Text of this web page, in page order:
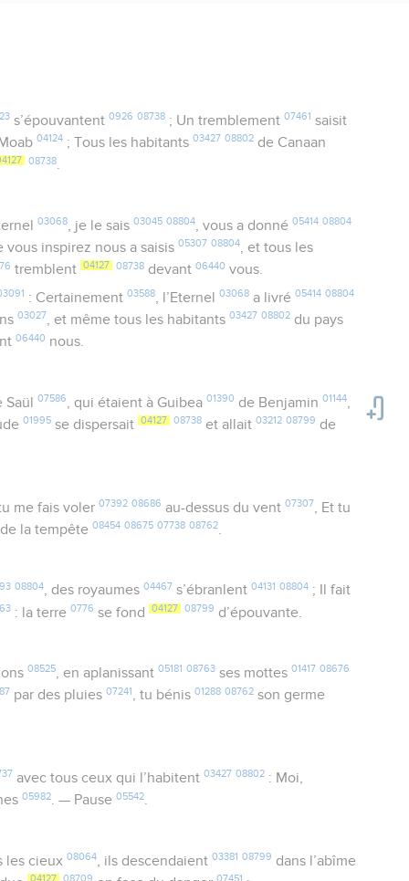
s’épouvantent 0926 08738; Un tremblement 07461 saisit
04124 ; Tous les habitants03427 08802 de Canaan
08738.
03068, je le sais 03045 08804, vous a donné 05414 08804
vous inspirez nous a saisis05307 08804, et tous les
tremblent 04127 08738 devant06440 vous.
: Certainement 03588, l’Eternel 03068a livré 05414 08804
03027, et même tous les habitants03427 08802 du pays
06440 nous.
07586 , qui étaient à Guibea 01390 de Benjamin 01144,
01995 se dispersait 04127 08738 et allait03212 08799 de
tu me fais voler 07392 08686 au-dessus du vent 07307
, Et tu
la tempête08454 08675 07738 08762.
08804, des royaumes 04467 s’ébranlent 04131 08804; Il fait
: la terre0776 se fond 04127 08799 d’épouvante.
08525, en aplanissant 05181 08763ses mottes 01417 08676
par des pluies07241, tu bénis01288 08762 son germe
avec tous ceux qui l’habitent 03427 08802: Moi,
05982. — Pause05542.
les cieux 08064, ils descendaient 03381 08799 dans l’abîme
04127 08709 07451